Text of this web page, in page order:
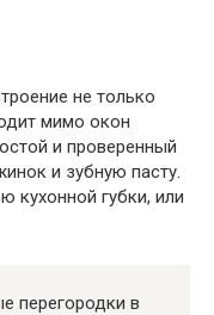
не только
мимо окон
и проверенный
и зубную пасту.
кухонной губки, или
перегородки в